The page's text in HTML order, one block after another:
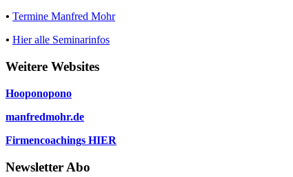
• Termine Manfred Mohr
• Hier alle Seminarinfos
Weitere Websites
Hooponopono
manfredmohr.de
Firmencoachings HIER
Newsletter Abo